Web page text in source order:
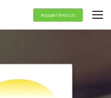
Rappel Gratuit